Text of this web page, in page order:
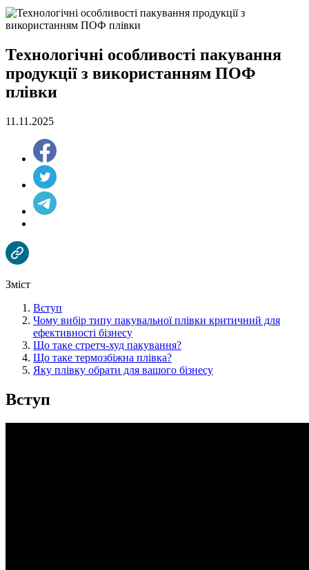
Технологічні особливості пакування
продукції з використанням ПОФ
плівки
11.11.2025
Зміст
Вступ
Чому вибір типу пакувальної плівки критичний для
ефективності бізнесу
Що таке стретч-худ пакування?
Що таке термозбіжна плівка?
Яку плівку обрати для вашого бізнесу
Вступ